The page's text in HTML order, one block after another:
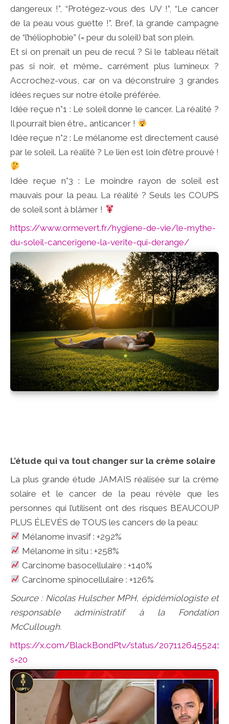
dangereux !”, “Protégez-vous des UV !”, “Le cancer
de la peau vous guette !”. Bref, la grande campagne
de “l’héliophobie” (= peur du soleil) bat son plein.
Et si on prenait un peu de recul ? Si le tableau n’était
pas si noir, et même… carrément plus lumineux ?
Accrochez-vous, car on va déconstruire 3 grandes
idées reçues sur notre étoile préférée.
Idée reçue n°1 : Le soleil donne le cancer. La réalité ?
Il pourrait bien être… anticancer !
Idée reçue n°2 : Le mélanome est directement causé
par le soleil. La réalité ? Le lien est loin d’être prouvé !
Idée reçue n°3 : Le moindre rayon de soleil est
mauvais pour la peau. La réalité ? Seuls les COUPS
de soleil sont à blâmer !
https://www.ormevert.fr/hygiene-de-vie/le-mythe-
du-soleil-cancerigene-la-verite-qui-derange/
L’étude qui va tout changer sur la crème solaire
La plus grande étude JAMAIS réalisée sur la crème
solaire et le cancer de la peau révèle que les
personnes qui l’utilisent ont des risques BEAUCOUP
PLUS ÉLEVÉS de TOUS les cancers de la peau:
Mélanome invasif : +292%
Mélanome in situ : +258%
Carcinome basocellulaire : +140%
Carcinome spinocellulaire : +126%
Source : Nicolas Hulscher MPH, épidémiologiste et
responsable administratif à la Fondation
McCullough.
https://x.com/BlackBondPtv/status/
s=20